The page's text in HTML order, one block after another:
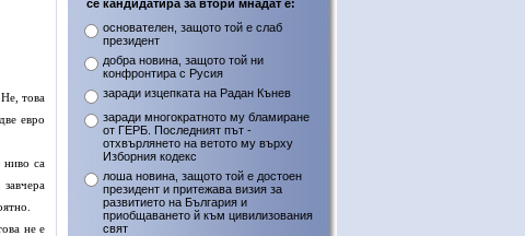
това
евро
са
не е
се кандидатира за втори мнадат е:
основателен, защото той е слаб
президент
добра новина, защото той ни
конфронтира с Русия
заради изцепката на Радан Кънев
заради многократното му бламиране
от ГЕРБ. Последният път -
отхвърлянето на ветото му върху
Изборния кодекс
лоша новина, защото той е достоен
президент и притежава визия за
развитието на България и
приобщаването й към цивилизования
свят